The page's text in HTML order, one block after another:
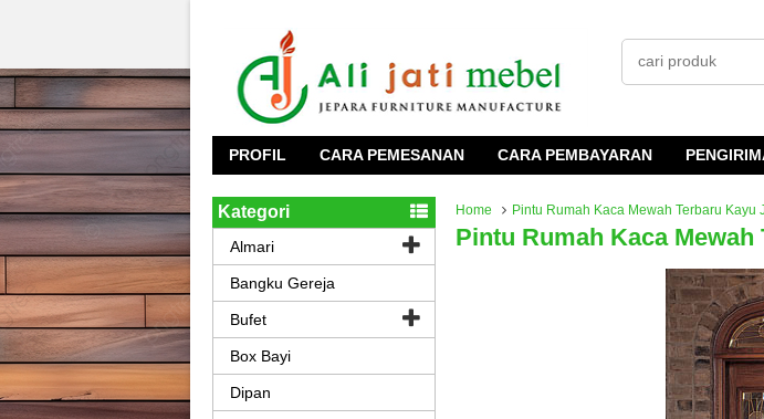
PROFIL CARA PEMESANAN CARA PEMBAYARAN
Home Pintu Rumah Kaca Mewah Terbaru Kayu
Pintu Rumah Kaca Mewah
Kategori
Almari
Bangku Gereja
Bufet
Box Bayi
Dipan